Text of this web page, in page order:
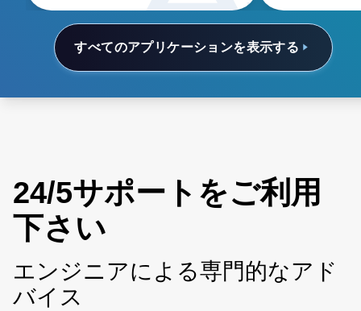
すべてのアプリケーションを表示する
24/5サポートをご利用
下さい
エンジニアによる専門的なアド
バイス